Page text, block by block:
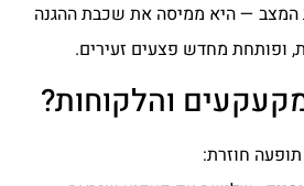
— היא ממיסה את שכבת ההגנה
מחדש פצעים זעירים.
והלקוחות?
חוזרת: